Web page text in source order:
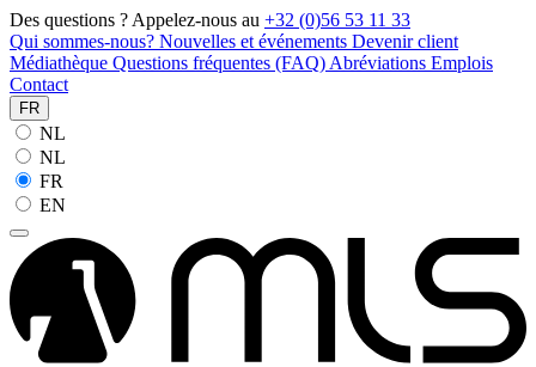
Des questions ? Appelez-nous au +32 (0)56 53 11 33
Qui sommes-nous? Nouvelles et événements Devenir client
Médiathèque Questions fréquentes (FAQ) Abréviations Emplois
Contact
FR
NL
NL
FR
EN